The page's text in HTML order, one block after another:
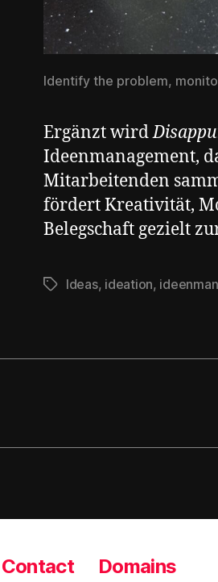
Identify the problem,
Ergänzt wird
Ideenmanagement,
Mitarbeitenden
fördert Kreativität,
Belegschaft gezielt
Schlagwörter
Ideas, ideation,
Contact Domains